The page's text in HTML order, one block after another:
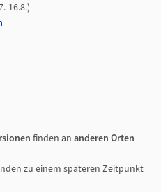
16.8.)
finden an anderen Orten
zu einem späteren Zeitpunkt